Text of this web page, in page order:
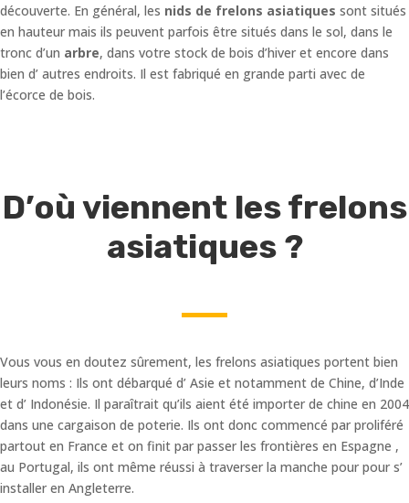
découverte. En général, les nids de frelons asiatiques sont situés
en hauteur mais ils peuvent parfois être situés dans le sol, dans le
tronc d’un arbre, dans votre stock de bois d’hiver et encore dans
bien d’ autres endroits. Il est fabriqué en grande parti avec de
l’écorce de bois.
D’où viennent les frelons
asiatiques ?
Vous vous en doutez sûrement, les frelons asiatiques portent bien
leurs noms : Ils ont débarqué d’ Asie et notamment de Chine, d’Inde
et d’ Indonésie. Il paraîtrait qu’ils aient été importer de chine en 2004
dans une cargaison de poterie. Ils ont donc commencé par proliféré
partout en France et on finit par passer les frontières en Espagne ,
au Portugal, ils ont même réussi à traverser la manche pour pour s’
installer en Angleterre.